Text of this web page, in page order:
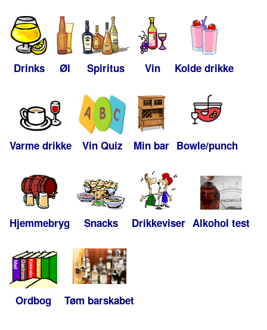
Drinks Øl Spiritus Vin Kolde drikke
Varme drikke Vin Quiz Min bar Bowle/punch
Hjemmebryg Snacks Drikkeviser Alkohol test
Ordbog Tøm barskabet